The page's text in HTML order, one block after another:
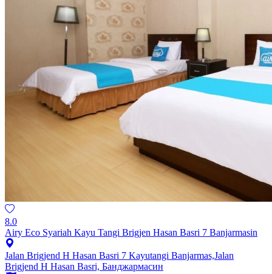
8.0
Airy Eco Syariah Kayu Tangi Brigjen Hasan Basri 7 Banjarmasin
Jalan Brigjend H Hasan Basri 7 Kayutangi Banjarmas,Jalan
Brigjend H Hasan Basri, Банджармасин